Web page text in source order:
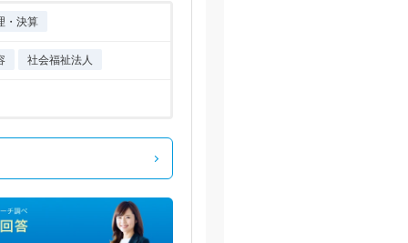
・決算
社会福祉法人